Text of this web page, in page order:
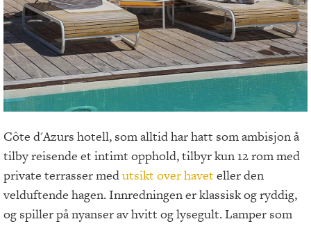
Côte d'Azurs hotell, som alltid har hatt som ambisjon å
tilby reisende et intimt opphold, tilbyr kun 12 rom med
private terrasser medutsikt over havet eller den
velduftende hagen. Innredningen er klassisk og ryddig,
og spiller på nyanser av hvitt og lysegult. Lamper som